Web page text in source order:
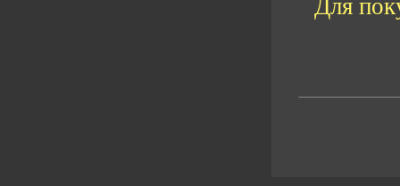
Для